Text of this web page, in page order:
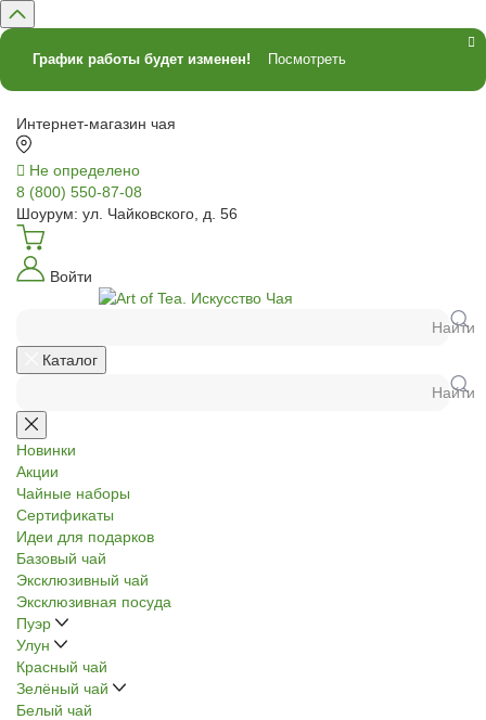
График работы будет изменен! Посмотреть
Интернет-магазин чая
Не определено
8 (800) 550-87-08
Шоурум: ул. Чайковского, д. 56
Войти
Найти
Каталог
Найти
Новинки
Акции
Чайные наборы
Сертификаты
Идеи для подарков
Базовый чай
Эксклюзивный чай
Эксклюзивная посуда
Пуэр
Улун
Красный чай
Зелёный чай
Белый чай